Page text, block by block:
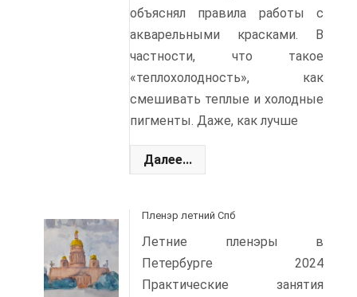
объяснял правила работы с
акварельными красками. В
частности, что такое
«теплохолодность», как
смешивать теплые и холодные
пигменты. Даже, как лучше
Далее...
Пленэр летний Спб
Летние пленэры в
Петербурге 2024
Практические занятия